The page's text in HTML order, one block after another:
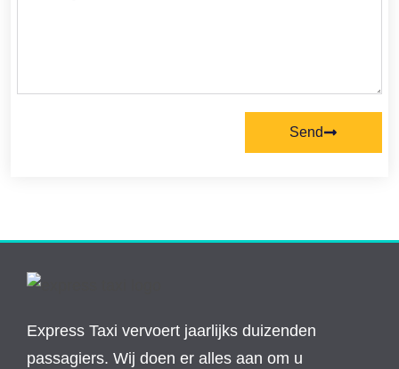
Send
Express Taxi vervoert jaarlijks duizenden
passagiers. Wij doen er alles aan om u